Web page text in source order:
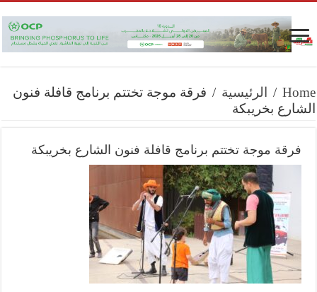
Home
/ الرئيسية / فرقة موجة تختتم برنامج قافلة فنون
الشارع بخريبكة
فرقة موجة تختتم برنامج قافلة فنون الشارع بخريبكة